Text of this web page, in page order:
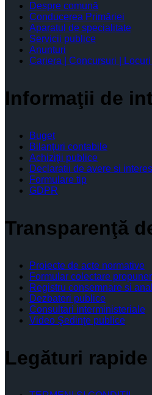
Despre comună
Conducerea Primăriei
Aparatul de specialitate
Servicii publice
Anunturi
Cariera | Concursuri |
Informaţii de
Buget
Bilanţuri contabile
Achiziţii publice
Declaratii de avere si
Formulare tip
GDPR
Transparenţă
Proiecte de acte normative
Formular colectare
Registru consemnare si
Dezbateri publice
Consultari interministeriale
Video Şedinţe publice
Legături rapide